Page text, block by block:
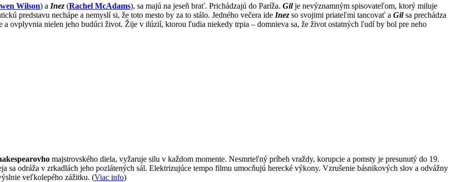
Wilson) a Inez (Rachel McAdams), sa majú na jeseň brať. Prichádzajú do Paríža. Gilje nevýznamným spisovateľom, ktorý miluje
predstavu nechápe a nemyslí si, že toto mesto by za to stálo. Jedného večera ide Inez so svojimi priateľmi tancovať a Gilsa prechádza
a ovplyvnia nielen jeho budúci život. Žije v ilúzií, ktorou ľudia niekedy trpia – domnieva sa, že život ostatných ľudí by bol pre neho
majstrovského diela, vyžaruje silu v každom momente. Nesmrteľný príbeh vraždy, korupcie a pomsty je presunutý do 19.
sa odráža v zrkadlách jeho pozlátených sál. Elektrizujúce tempo filmu umocňujú herecké výkony. Vzrušenie básnikových slov a odvážny
veľkolepého zážitku. (Viac info)